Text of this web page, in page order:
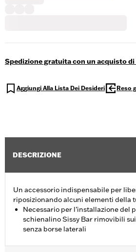
Spedizione gratuita con un acquisto di
Aggiungi Alla Lista Dei Desideri Reso
DESCRIZIONE
Un accessorio indispensabile per
riposizionando alcuni elementi della
Necessario per l’installazione del
schienalino Sissy Bar rimovibili
senza borse laterali